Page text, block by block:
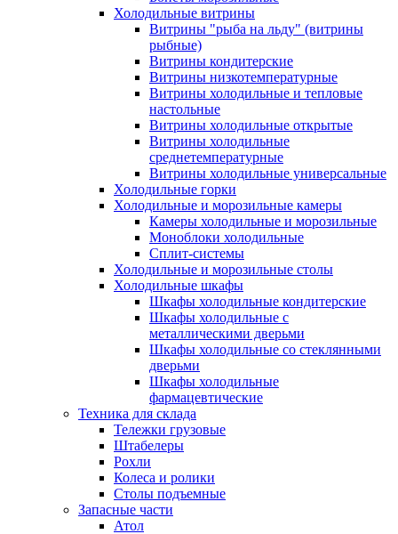
Холодильные витрины
Витрины "рыба на льду" (витрины
рыбные)
Витрины кондитерские
Витрины низкотемпературные
Витрины холодильные и тепловые
настольные
Витрины холодильные открытые
Витрины холодильные
среднетемпературные
Витрины холодильные универсальные
Холодильные горки
Холодильные и морозильные камеры
Камеры холодильные и морозильные
Моноблоки холодильные
Сплит-системы
Холодильные и морозильные столы
Холодильные шкафы
Шкафы холодильные кондитерские
Шкафы холодильные с
металлическими дверьми
Шкафы холодильные со стеклянными
дверьми
Шкафы холодильные
фармацевтические
Техника для склада
Тележки грузовые
Штабелеры
Рохли
Колеса и ролики
Столы подъемные
Запасные части
Атол